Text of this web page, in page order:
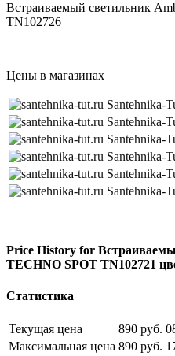
Встраиваемый светильник
TN102726
Цены в магазинах
Santehnika-
Santehnika-
Santehnika-
Santehnika-
Santehnika-
Santehnika-
Price History for
TECHNO SPOT TN102721
Статистика
Текущая цена 890 руб.
Максимальная цена 890 руб.